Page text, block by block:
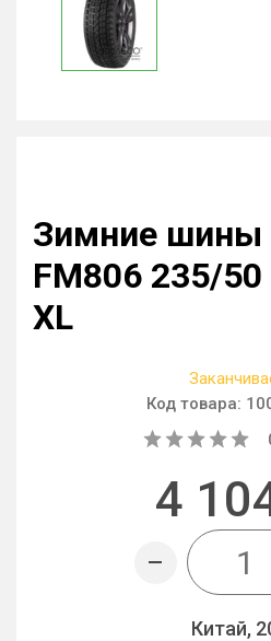
Зимние шины
FM806 235/50
XL
Код товара:
4
Китай,